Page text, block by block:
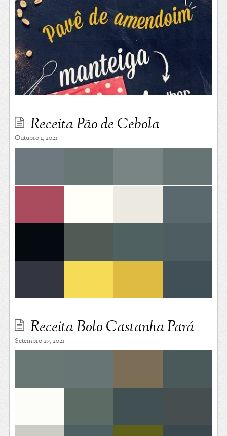
Receita Pão de Cebola
Outubro 1, 2021
Receita Bolo Castanha Pará
Setembro 27, 2021